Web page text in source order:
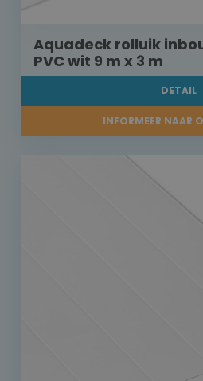
Aquadeck rolluik
PVC wit 9 m x 3 m
DETAIL
INFORMEER NAAR